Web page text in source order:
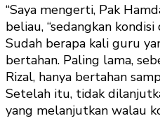
“Saya mengerti, Pak
beliau, “sedangkan
Sudah berapa kali guru
bertahan. Paling lama,
Rizal, hanya bertahan
Setelah itu, tidak
yang melanjutkan walau